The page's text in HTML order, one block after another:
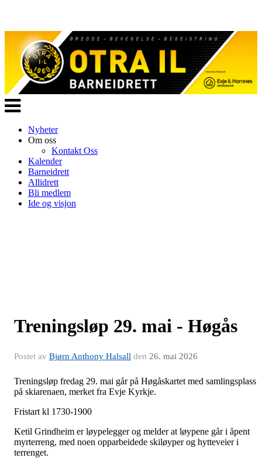
Veksle
navigasjon
Nyheter
Om oss
Kontakt Oss
Kalender
Barneidrett
Allidrett
Bli medlem
Ide og visjon
Treningsløp 29. mai - Høgås
Postet av Bjørn Anthony Halsall den 26. mai 2026
Treningsløp fredag 29. mai går på Høgåskartet med samlingsplass
på skiarenaen, merket fra Evje Kyrkje.
Fristart kl 1730-1900
Ketil Grindheim er løypelegger og melder at løypene går i åpent
myrterreng, med noen opparbeidede skiløyper og hytteveier i
terrenget.